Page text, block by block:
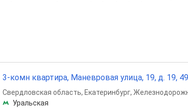
3-комн квартира, Маневровая улица, 19, д. 19,
Свердловская область, Екатеринбург,
Уральская